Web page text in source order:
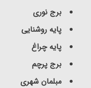
برج نوری
پایه روشنایی
پایه چراغ
برج پرچم
مبلمان شهری